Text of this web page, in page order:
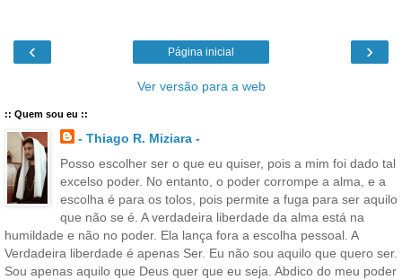
‹ ›
Página inicial
Ver versão para a web
:: Quem sou eu ::
- Thiago R. Miziara -
Posso escolher ser o que eu quiser, pois a mim foi dado tal
excelso poder. No entanto, o poder corrompe a alma, e a
escolha é para os tolos, pois permite a fuga para ser aquilo
que não se é. A verdadeira liberdade da alma está na
humildade e não no poder. Ela lança fora a escolha pessoal. A
Verdadeira liberdade é apenas Ser. Eu não sou aquilo que quero ser.
Sou apenas aquilo que Deus quer que eu seja. Abdico do meu poder